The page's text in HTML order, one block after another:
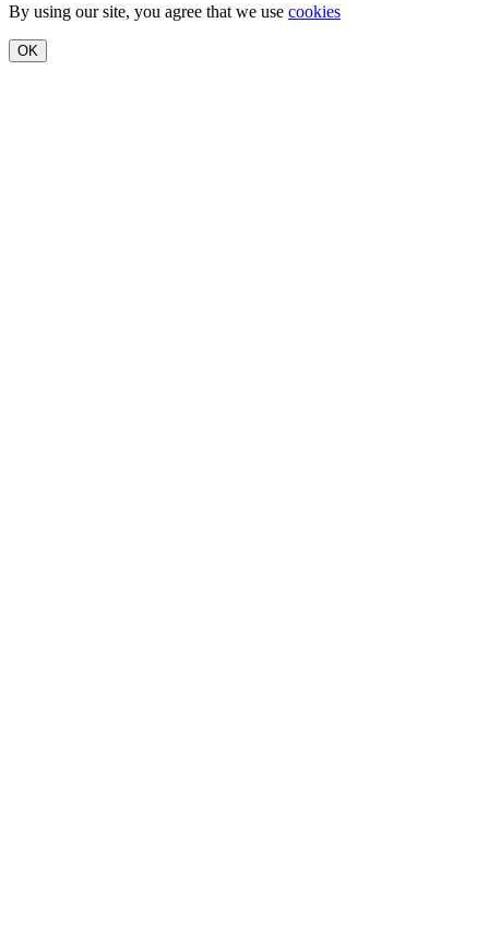
By using our site, you agree that we use cookies
OK